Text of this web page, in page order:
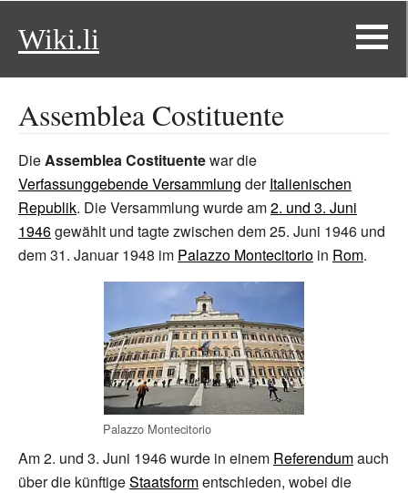
Wiki.li
Assemblea Costituente
DieAssemblea Costituentewar die
Verfassunggebende Versammlung derItalienischen
Republik. Die Versammlung wurde am2. und 3. Juni
1946gewählt und tagte zwischen dem 25. Juni 1946 und
dem 31. Januar 1948 im Palazzo Montecitorio in Rom.
Palazzo Montecitorio
Am 2. und 3. Juni 1946 wurde in einem Referendumauch
über die künftigeStaatsformentschieden, wobei die